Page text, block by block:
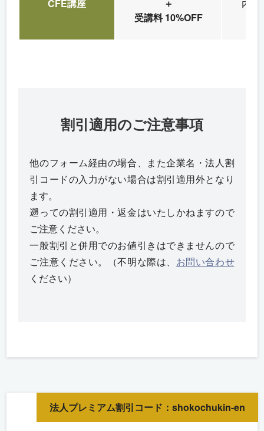
CFE講座
＋
受講料 10%OFF
内部
割引適用のご注意事項
他のフォーム経由の場合、また企業名・法人割
引コードの入力がない場合は割引適用外となり
ます。
遡っての割引適用・返金はいたしかねますので
ご注意ください。
一般割引と併用でのお値引きはできませんので
ご注意ください。（不明な際は、 お問い合わせ
ください）
法人プレミアム割引コード：shokochukin-en